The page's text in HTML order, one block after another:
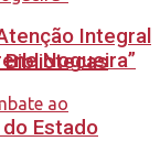
Bibliotecas
Estado
Integral
Nogueira”